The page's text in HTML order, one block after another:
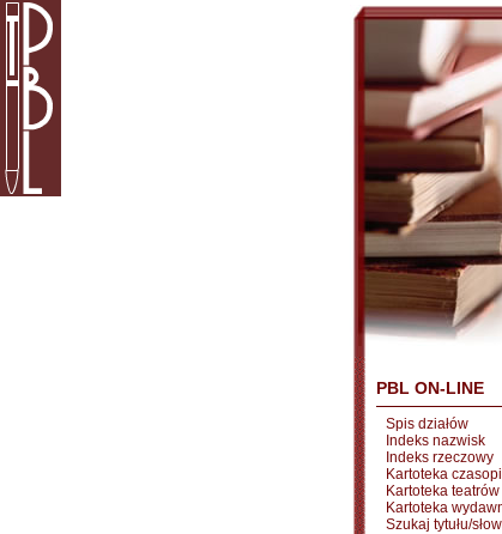
PBL ON-LINE
Spis działów
Indeks nazwisk
Indeks rzeczowy
Kartoteka
Kartoteka teatrów
Kartoteka
Szukaj tytułu/